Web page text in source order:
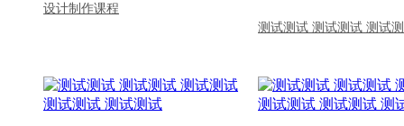
设计制作课程
测试测试 测试测试 测试